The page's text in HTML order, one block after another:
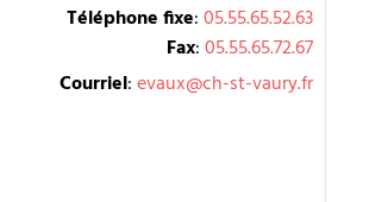
Téléphone fixe:05.55.65.52.63
Fax:05.55.65.72.67
Courriel:evaux@ch-st-vaury.fr